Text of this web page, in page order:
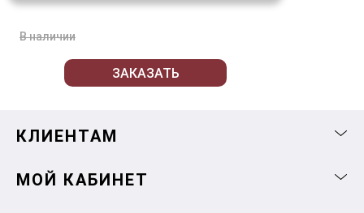
В наличии
ЗАКАЗАТЬ
КЛИЕНТАМ
МОЙ КАБИНЕТ